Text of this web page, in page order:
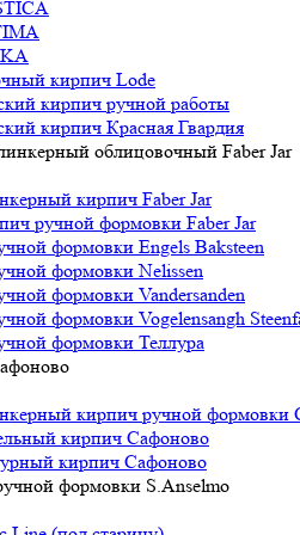
кирпич Lode
кирпич ручной работы
кирпич Красная Гвардия
облицовочный Faber Jar
кирпич Faber Jar
ручной формовки Faber Jar
формовки Engels Baksteen
формовки Nelissen
формовки Vandersanden
формовки Vogelensangh
формовки Теллура
кирпич ручной формовки
кирпич Сафоново
кирпич Сафоново
формовки S.Anselmo